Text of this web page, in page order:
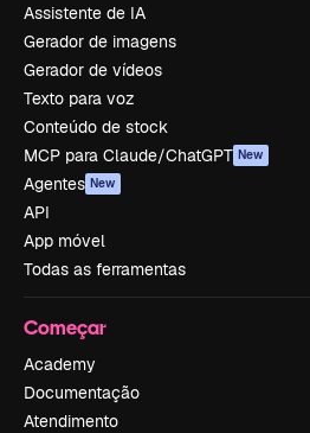
Assistente de IA
Gerador de imagens
Gerador de vídeos
Texto para voz
Conteúdo de stock
MCP para Claude/ChatGPT New
Agentes New
API
App móvel
Todas as ferramentas
Começar
Academy
Documentação
Atendimento